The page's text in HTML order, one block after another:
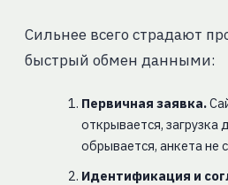
Сильнее всего страдают
быстрый обмен данными:
Первичная заявка.
открывается, загрузка
обрывается, анкета не
Идентификация и